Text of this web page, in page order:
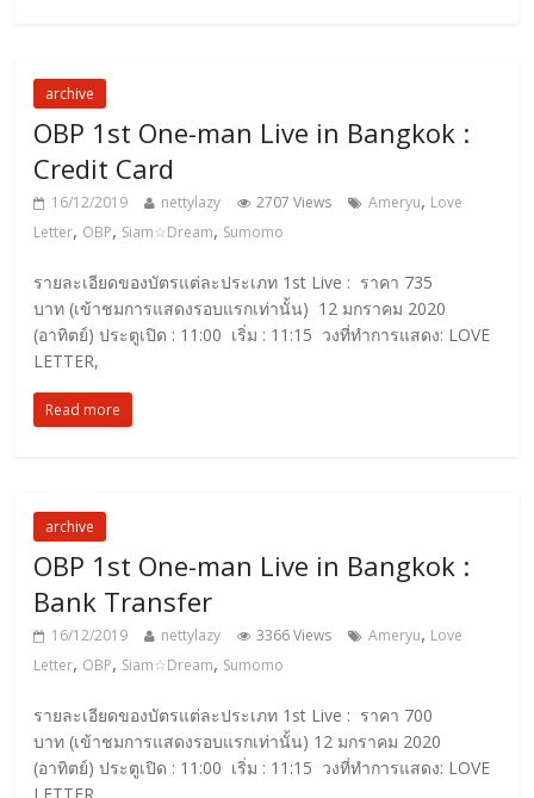
archive
OBP 1st One-man Live in Bangkok :
Credit Card
16/12/2019 nettylazy 2707 Views Ameryu, Love
Letter, OBP, Siam☆Dream, Sumomo
รายละเอียดของบัตรแต่ละประเภท 1st Live : ราคา 735
บาท (เข้าชมการแสดงรอบแรกเท่านั้น) 12 มกราคม 2020
(อาทิตย์) ประตูเปิด : 11:00 เริ่ม : 11:15 วงที่ทำการแสดง: LOVE
LETTER,
Read more
archive
OBP 1st One-man Live in Bangkok :
Bank Transfer
16/12/2019 nettylazy 3366 Views Ameryu, Love
Letter, OBP, Siam☆Dream, Sumomo
รายละเอียดของบัตรแต่ละประเภท 1st Live : ราคา 700
บาท (เข้าชมการแสดงรอบแรกเท่านั้น) 12 มกราคม 2020
(อาทิตย์) ประตูเปิด : 11:00 เริ่ม : 11:15 วงที่ทำการแสดง: LOVE